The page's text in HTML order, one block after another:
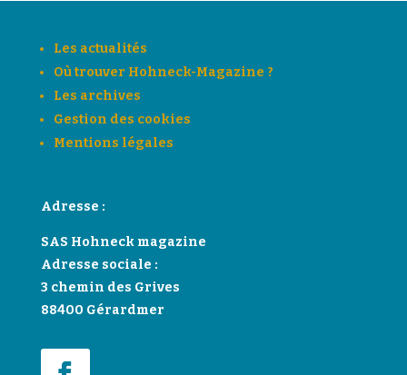
Les actualités
Où trouver Hohneck-Magazine ?
Les archives
Gestion des cookies
Mentions légales
Adresse :
SAS Hohneck magazine
Adresse sociale :
3 chemin des Grives
88400 Gérardmer